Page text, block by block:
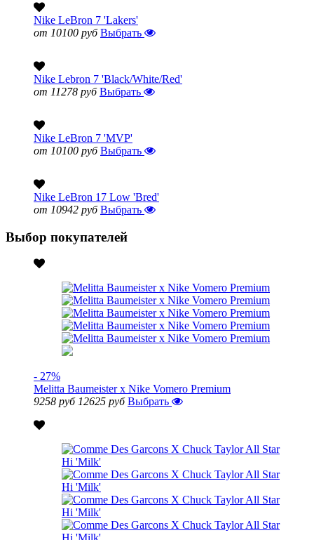
Nike LeBron 7 'Lakers'
от 10100 руб Выбрать
Nike Lebron 7 'Black/White/Red'
от 11278 руб Выбрать
Nike LeBron 7 'MVP'
от 10100 руб Выбрать
Nike LeBron 17 Low 'Bred'
от 10942 руб Выбрать
Выбор покупателей
- 27%
Melitta Baumeister x Nike Vomero Premium
9258 руб 12625 руб Выбрать